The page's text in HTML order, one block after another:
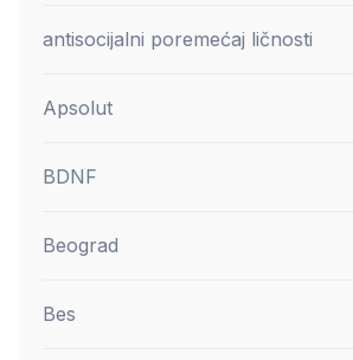
antisocijalni poremećaj ličnosti
Apsolut
BDNF
Beograd
Bes